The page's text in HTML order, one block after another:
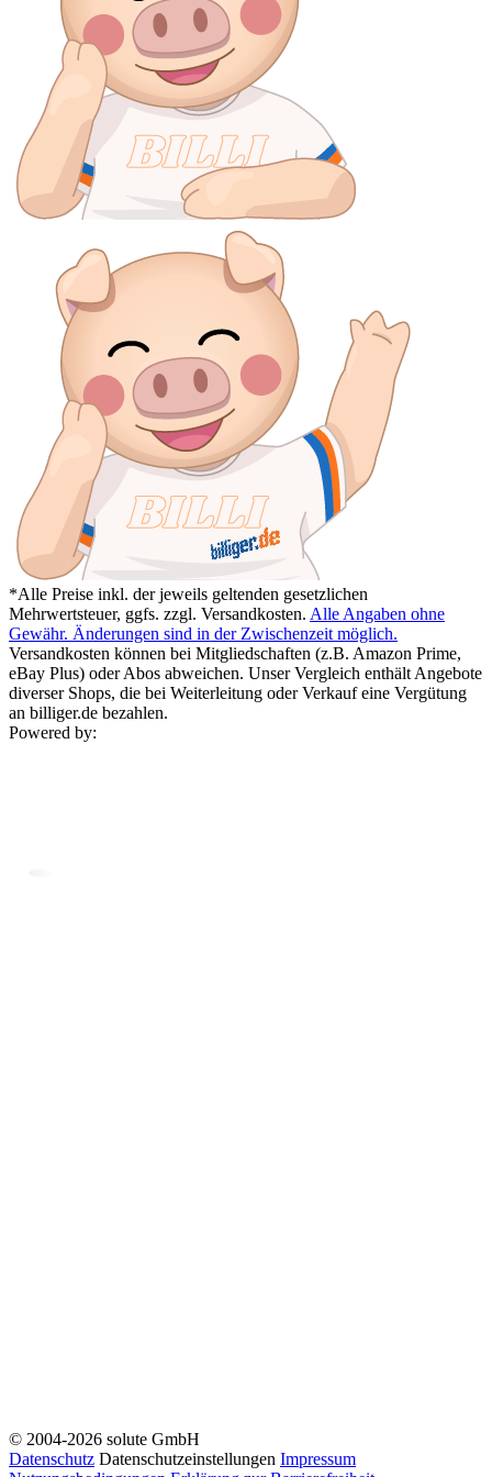
*Alle Preise inkl. der jeweils geltenden gesetzlichen
Mehrwertsteuer, ggfs. zzgl. Versandkosten. Alle Angaben ohne
Gewähr. Änderungen sind in der Zwischenzeit möglich.
Versandkosten können bei Mitgliedschaften (z.B. Amazon Prime,
eBay Plus) oder Abos abweichen. Unser Vergleich enthält Angebote
diverser Shops, die bei Weiterleitung oder Verkauf eine Vergütung
an billiger.de bezahlen.
Powered by:
© 2004-2026 solute GmbH
Datenschutz Datenschutzeinstellungen Impressum